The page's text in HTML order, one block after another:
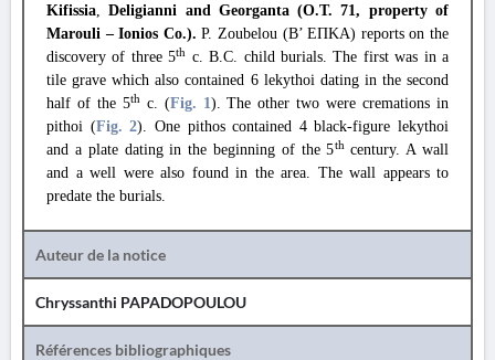
Kifissia,Deligianni and Georganta (O.T. 71, property of
Marouli – Ionios Co.).P. Zoubelou (B’ ΕΠΚΑ) reports on the
discovery of three 5th
c. B.C. child burials. The first was in a
tile grave which also contained 6 lekythoi dating in the second
half of the 5thc. (Fig. 1). The other two were cremations in
pithoi (Fig. 2). One pithos contained 4 black-figure lekythoi
and a plate dating in the beginning of the 5thcentury. A wall
and a well were also found in the area. The wall appears to
predate the burials.
Auteur de la notice
Chryssanthi PAPADOPOULOU
Références bibliographiques